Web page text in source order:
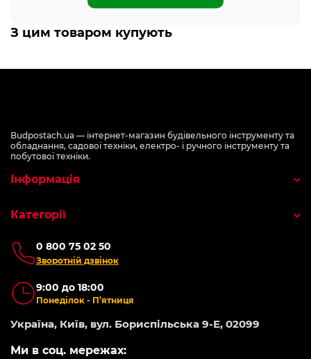
З цим товаром купують
Budpostach.ua — інтернет-магазин будівельного інструменту та
обладнання, садової техніки, електро- і ручного інструменту та
побутової техніки.
0 800 75 02 50
Зворотній дзвінок
9:00 до 18:00
Понеділок - П’ятниця
Україна, Київ, вул. Бориспільська 9-Е, 02099
Ми в соц. мережах:
Інформація
Категорії